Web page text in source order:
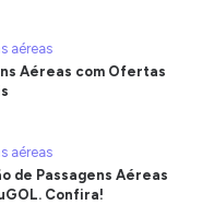
aéreas
Aéreas com Ofertas
aéreas
de Passagens Aéreas
Confira!